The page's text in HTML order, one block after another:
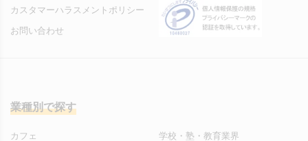
カスタマーハラスメントポリシー
お問い合わせ
業種別で探す
カフェ
学校・塾・教育業界